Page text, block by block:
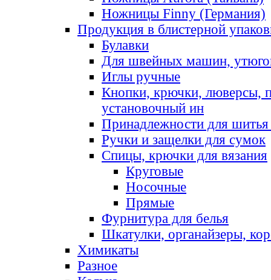
Ножницы Finny (Германия)
Продукция в блистерной
Булавки
Для швейных машин,
Иглы ручные
Кнопки, крючки, люверсы,
установочный ин
Принадлежности для шитья
Ручки и защелки для сумок
Спицы, крючки для вязания
Круговые
Носочные
Прямые
Фурнитура для белья
Шкатулки, органайзеры,
Химикаты
Разное